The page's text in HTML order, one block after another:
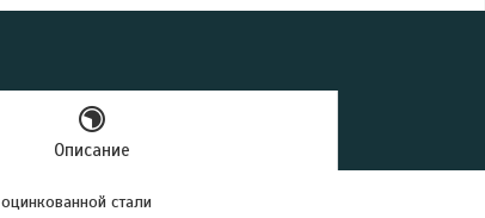
Описание
стали